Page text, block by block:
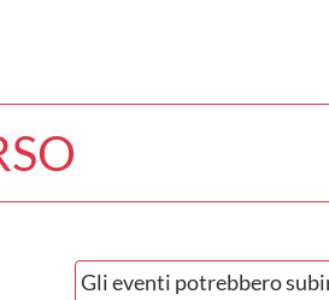
Gli eventi potrebbero